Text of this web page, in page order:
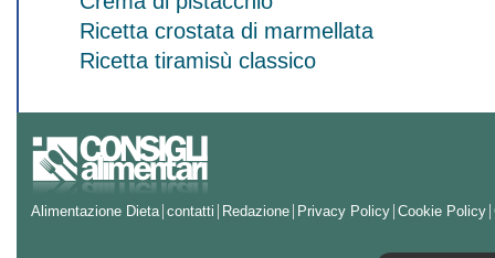
Ricetta crostata di marmellata
Ricetta tiramisù classico
Alimentazione Dieta contatti Redazione Privacy Policy Cookie Policy